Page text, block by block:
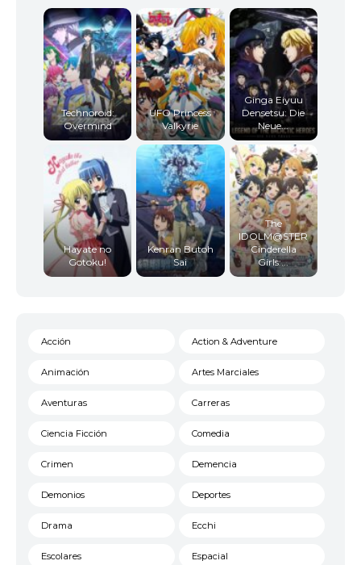
Technoroid:
Overmind
UFO Princess
Valkyrie
Ginga Eiyuu
Densetsu: Die
Neue...
Hayate no
Gotoku!
Kenran Butoh
Sai
The
IDOLM@STER
Cinderella
Girls:...
Acción Action & Adventure
Animación Artes Marciales
Aventuras Carreras
Ciencia Ficción Comedia
Crimen Demencia
Demonios Deportes
Drama Ecchi
Escolares Espacial